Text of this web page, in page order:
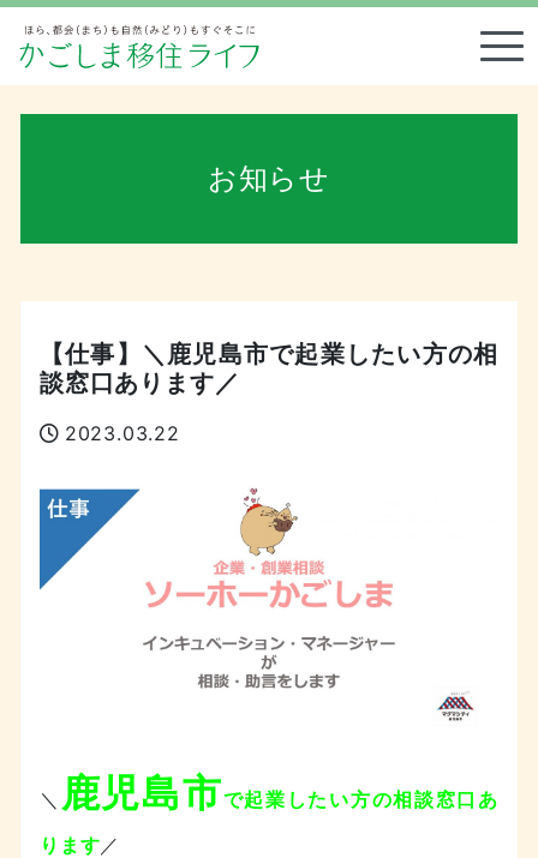
お知らせ
【仕事】＼鹿児島市で起業したい方の相
談窓口あります／
2023.03.22
＼ 鹿児島市で起業したい方の相談窓口あ
ります ／